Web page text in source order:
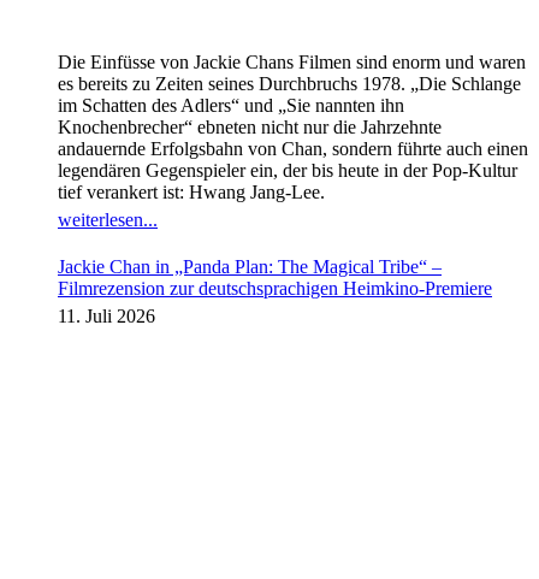
Die Einfüsse von Jackie Chans Filmen sind enorm und waren
es bereits zu Zeiten seines Durchbruchs 1978. „Die Schlange
im Schatten des Adlers“ und „Sie nannten ihn
Knochenbrecher“ ebneten nicht nur die Jahrzehnte
andauernde Erfolgsbahn von Chan, sondern führte auch einen
legendären Gegenspieler ein, der bis heute in der Pop-Kultur
tief verankert ist: Hwang Jang-Lee.
weiterlesen...
Jackie Chan in „Panda Plan: The Magical Tribe“ –
Filmrezension zur deutschsprachigen Heimkino-Premiere
11. Juli 2026